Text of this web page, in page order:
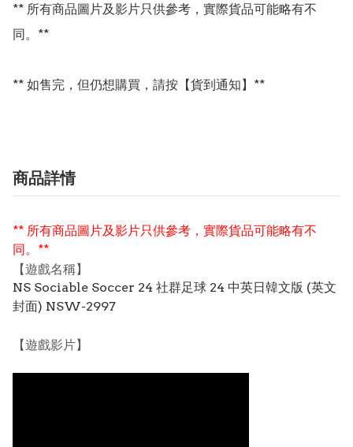
** 所有商品圖片及影片只供參考，實際貨品可能略有不
同。**
** 如售完，但仍想購買，請按【貨到通知】**
商品詳情
** 所有商品圖片及影片只供參考，實際貨品可能略有不
同。**
【遊戲名稱】
NS Sociable Soccer 24 社群足球 24 中英日韓文版 (英文
封面) NSW-2997
【遊戲影片】